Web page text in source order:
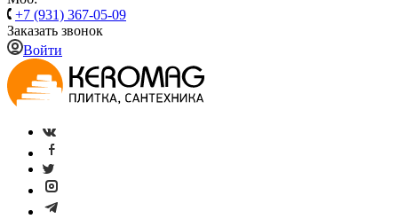
+7 (931) 367-05-09
Заказать звонок
Войти